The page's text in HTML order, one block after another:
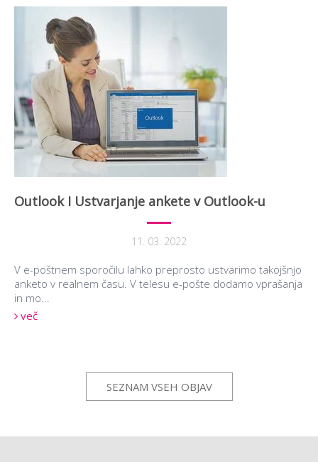
Outlook I Ustvarjanje ankete v Outlook-u
11. 03. 2022
V e-poštnem sporočilu lahko preprosto ustvarimo takojšnjo
anketo v realnem času. V telesu e-pošte dodamo vprašanja
in mo...
več
SEZNAM VSEH OBJAV